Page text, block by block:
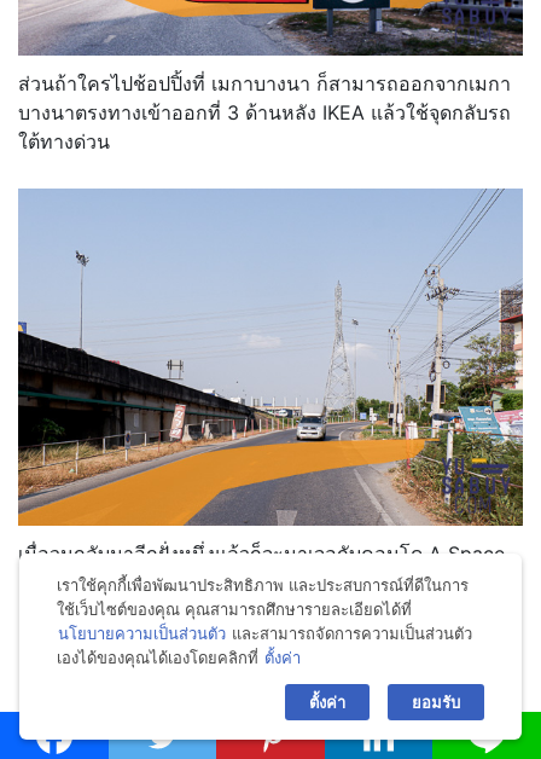
ส่วนถ้าใครไปช้อปปิ้งที่ เมกาบางนา ก็สามารถออกจากเมกา
บางนาตรงทางเข้าออกที่ 3 ด้านหลัง IKEA แล้วใช้จุดกลับรถ
ใต้ทางด่วน
เมื่อวนกลับมาอีกฝั่งหนึ่งแล้วก็จะมาเจอกับคอนโด A Space
Me Bangna หรือซอยเดียวกันกับด้านบนที่ได้พูดถึงมาก่อน
ด้านบน
และ
เราใช้คุกกี้เพื่อพัฒนาประสิทธิภาพ และประสบการณ์ที่ดีในการ
ใช้เว็บไซต์ของคุณ คุณสามารถศึกษารายละเอียดได้ที่
นโยบายความเป็นส่วนตัว และสามารถจัดการความเป็นส่วนตัว
เองได้ของคุณได้เองโดยคลิกที่ ตั้งค่า
ตั้งค่า ยอมรับ